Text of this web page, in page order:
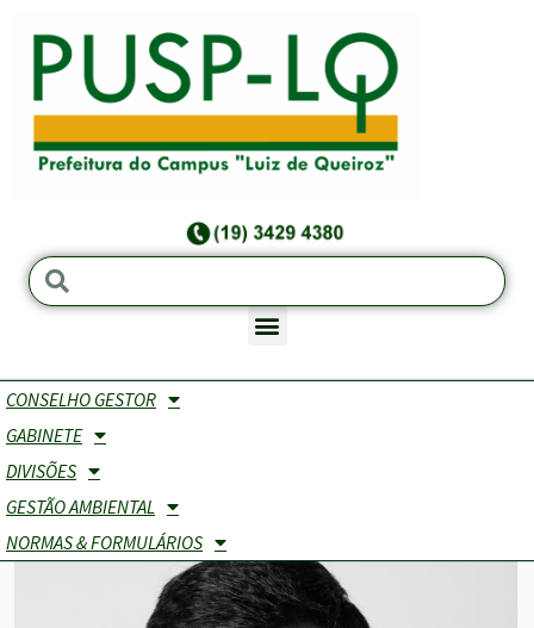
CONSELHO GESTOR
GABINETE
DIVISÕES
GESTÃO AMBIENTAL
NORMAS & FORMULÁRIOS